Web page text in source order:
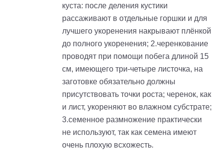
куста: после деления кустики
рассаживают в отдельные горшки и для
лучшего укоренения накрывают плёнкой
до полного укоренения; 2.черенкование
проводят при помощи побега длиной 15
см, имеющего три-четыре листочка, на
заготовке обязательно должны
присутствовать точки роста; черенок, как
и лист, укореняют во влажном субстрате;
3.семенное размножение практически
не используют, так как семена имеют
очень плохую всхожесть.